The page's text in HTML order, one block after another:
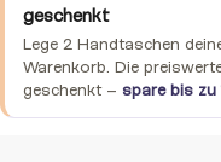
geschenkt
Lege 2 Handtaschen
Warenkorb. Die
geschenkt – spare bis zu